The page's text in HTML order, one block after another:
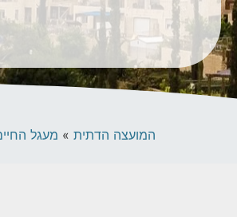
המועצה הדתית » מעגל